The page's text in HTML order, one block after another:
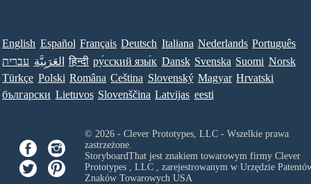
English Español Français Deutsch Italiana Nederlands Português
עברית العَرَبِيَّة हिन्दी ру́сский язы́к Dansk Svenska Suomi Norsk
Türkçe Polski Româna Ceština Slovenský Magyar Hrvatski
български Lietuvos Slovenščina Latvijas eesti
© 2026 - Clever Prototypes, LLC - Wszelkie prawa
zastrzeżone.
StoryboardThat jest znakiem towarowym firmy Clever
Prototypes , LLC, zarejestrowanym w Urzędzie
Znaków Towarowych USA